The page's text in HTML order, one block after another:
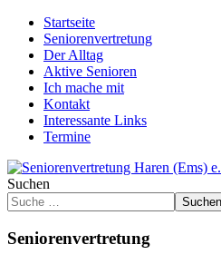
Startseite
Seniorenvertretung
Der Alltag
Aktive Senioren
Ich mache mit
Kontakt
Interessante Links
Termine
Suchen
Suchen
Seniorenvertretung